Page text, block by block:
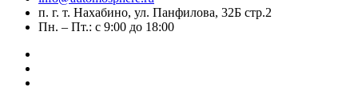
п. г. т. Нахабино, ул. Панфилова, 32Б стр.2
Пн. – Пт.: с 9:00 до 18:00